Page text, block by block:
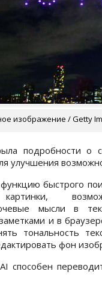
изображение / Getty
подробности о
улучшения
быстрого
мысли в
и в
тональность
фон
способен